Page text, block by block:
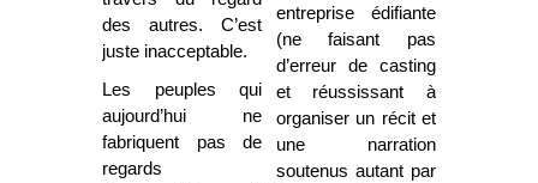
des autres. C’est
juste inacceptable.
Les peuples qui
aujourd’hui ne
fabriquent pas de
regards
entreprise édifiante
(ne faisant pas
d’erreur de casting
et réussissant à
organiser un récit et
une narration
soutenus autant par